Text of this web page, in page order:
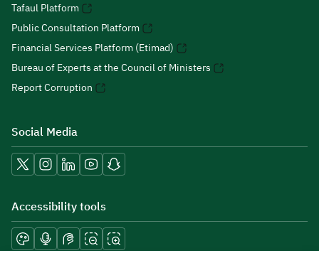
Tafaul Platform
Public Consultation Platform
Financial Services Platform (Etimad)
Bureau of Experts at the Council of Ministers
Report Corruption
Social Media
Accessibility tools